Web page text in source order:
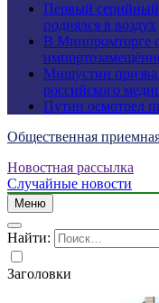
Первый
поднялся в воздух
В Минпромторге
Мишустин
российского
Путин осмотрел
Общественная
Новостная рассылка
Случайные новости
Меню
Найти:
Заголовки